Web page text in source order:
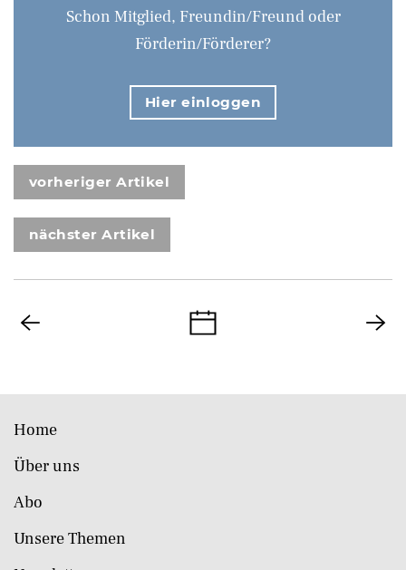
Schon Mitglied, Freundin/Freund oder
Förderin/Förderer?
Hier einloggen
vorheriger Artikel
nächster Artikel
Home
Über uns
Abo
Unsere Themen